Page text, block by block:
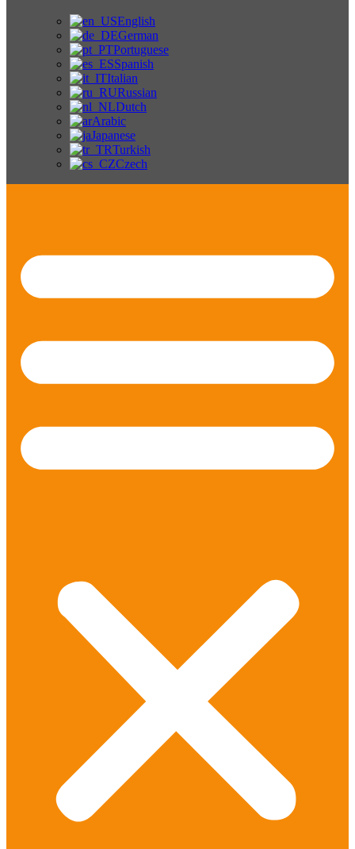
English
German
Portuguese
Spanish
Italian
Russian
Dutch
Arabic
Japanese
Turkish
Czech